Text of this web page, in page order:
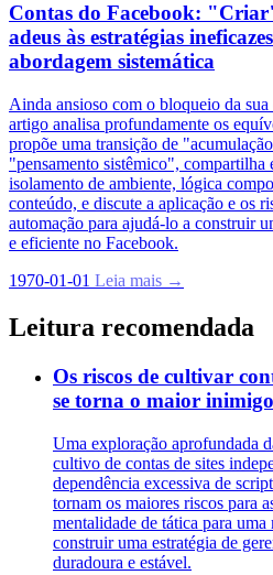
Contas do Facebook:
adeus às estratégias
abordagem sistemática
Ainda ansioso com o bloqueio da
artigo analisa profundamente os
propõe uma transição de
"pensamento sistêmico", compartilha
isolamento de ambiente, lógica
conteúdo, e discute a aplicação e os
automação para ajudá-lo a construir
e eficiente no Facebook.
1970-01-01 Leia mais →
Leitura recomendada
Os riscos de cultivar
se torna o maior inimigo
Uma exploração aprofundada
cultivo de contas de sites
dependência excessiva de
tornam os maiores riscos para
mentalidade de tática para uma
construir uma estratégia de
duradoura e estável.